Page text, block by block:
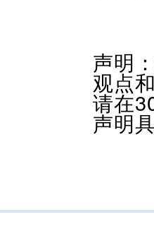
声明
观点
请在
声明